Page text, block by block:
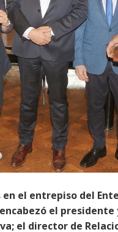
el entrepiso del
el
el director de